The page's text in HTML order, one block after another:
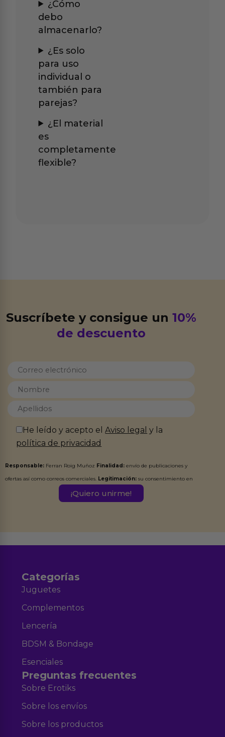
¿Cómo
debo
almacenarlo?
¿Es solo
para uso
individual o
también para
parejas?
¿El material
es
completamente
flexible?
Suscríbete y consigue un10%
de descuento
He leído y acepto elAviso legal y la
política de privacidad
Responsable: Ferran Roig Muñoz Finalidad: envío de publicaciones y
ofertas así como correos comerciales. Legitimación: su consentimiento en
Destinatarios:Ferran Roig Muñoz. Podrás ejercer tus
Categorías
Juguetes
Complementos
Lencería
BDSM & Bondage
Esenciales
Preguntas frecuentes
Sobre Erotiks
Sobre los envíos
Sobre los productos